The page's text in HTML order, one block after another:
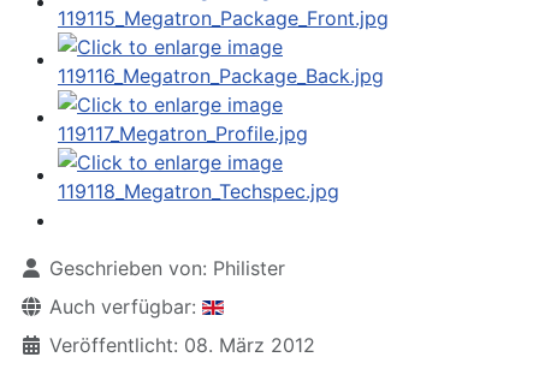
Geschrieben von: Philister
Auch verfügbar:
Veröffentlicht: 08. März 2012